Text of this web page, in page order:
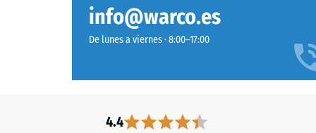
cálidos
marrón
cerámica
Clase
info@warco.es
De lunes a viernes · 8:00–17:00
4.4